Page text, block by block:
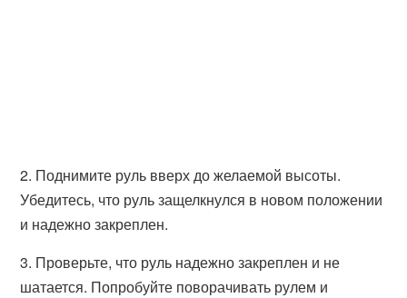
2. Поднимите руль вверх до желаемой высоты.
Убедитесь, что руль защелкнулся в новом положении
и надежно закреплен.
3. Проверьте, что руль надежно закреплен и не
шатается. Попробуйте поворачивать рулем и